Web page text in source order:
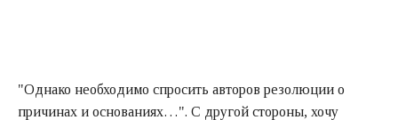
"Однако необходимо спросить авторов резолюции о
причинах и основаниях…". С другой стороны, хочу